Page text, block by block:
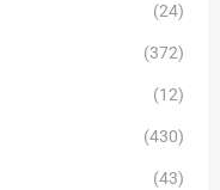
(24)
(372)
(12)
(430)
(43)